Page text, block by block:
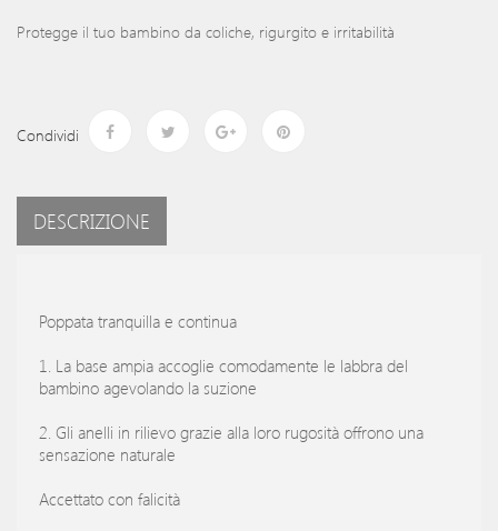
Protegge il tuo bambino da coliche, rigurgito e irritabilità
Condividi
DESCRIZIONE
Poppata tranquilla e continua
1. La base ampia accoglie comodamente le labbra del
bambino agevolando la suzione
2. Gli anelli in rilievo grazie alla loro rugosità offrono una
sensazione naturale
Accettato con falicità